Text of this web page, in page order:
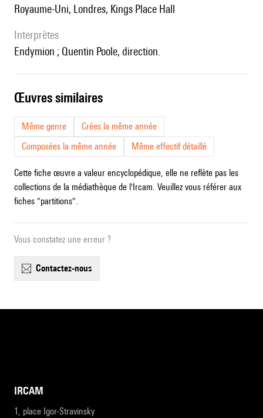
Royaume-Uni, Londres, Kings Place Hall
interprètes
Endymion ; Quentin Poole, direction.
œuvres similaires
Même genre
Crées la même année
Composées la même année
Même effectif détaillé
Cette fiche œuvre a valeur encyclopédique, elle ne reflète pas les
collections de la médiathèque de l'Ircam. Veuillez vous référer aux
fiches "partitions".
Vous constatez une erreur ?
contactez-nous
IRCAM
1, place Igor-Stravinsky